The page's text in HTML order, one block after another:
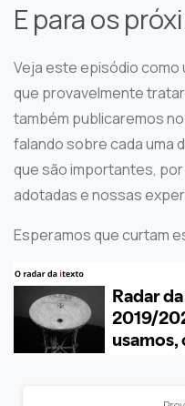
E para os
Veja este episódio
que provavelmente
também publicaremos
falando sobre cada uma
que são importantes,
adotadas e nossas
Esperamos que curtam